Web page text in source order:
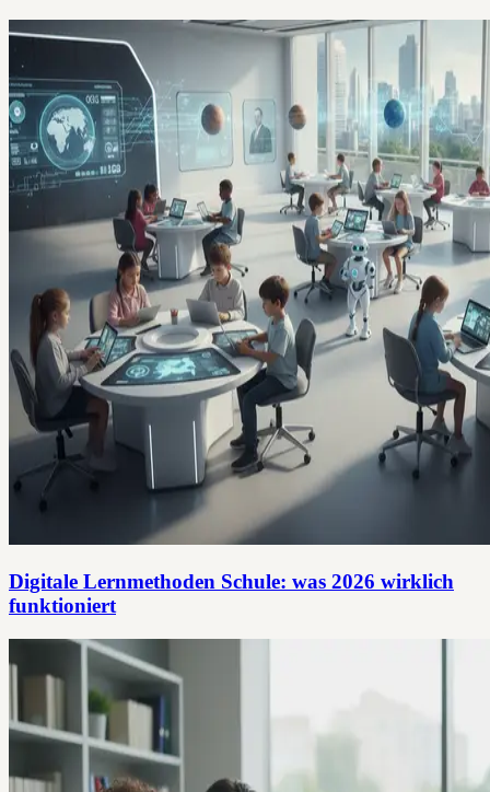
Digitale Lernmethoden Schule: was 2026 wirklich
funktioniert